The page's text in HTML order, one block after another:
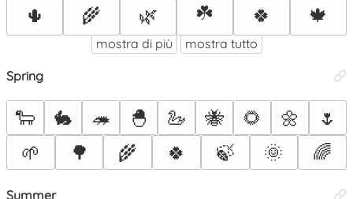
🌵
🌾 🌿 ☘️ 🍀 🍁
mostra di più mostra tutto
Spring
🐑 🐇 🦔 🐣 🦢 🐝 🌻 🌼
🌷
🌱
🌳 🌾 🍀 🍃 🌞 🌈
Summer